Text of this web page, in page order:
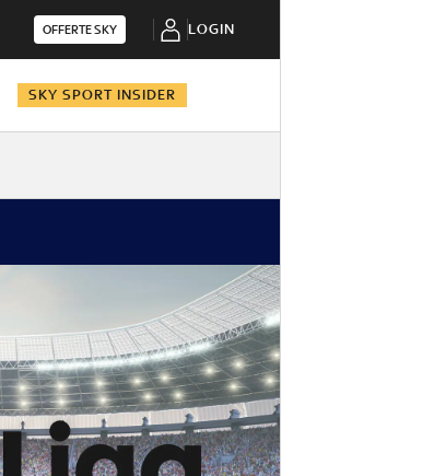
OFFERTE SKY LOGIN
SKY SPORT INSIDER